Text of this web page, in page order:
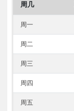
周几
周一
周二
周三
周四
周五